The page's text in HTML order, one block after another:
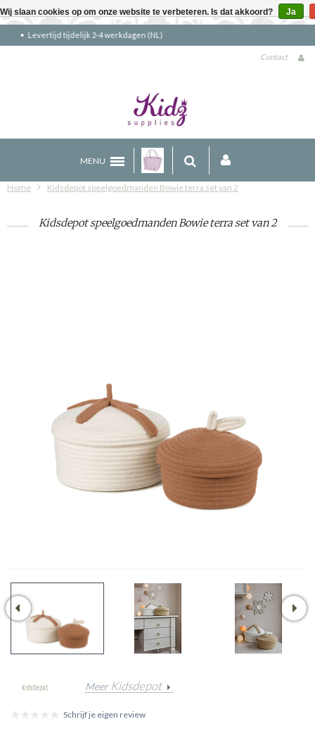
Gratis verzending boven €90 (NL)
Contact
MENU
Home Kidsdepot speelgoedmanden Bowie terra set van 2
Kidsdepot speelgoedmanden Bowie terra set van 2
Meer Kidsdepot
Schrijf je eigen review
Wij slaan cookies op om onze website te verbeteren. Is dat akkoord? Ja